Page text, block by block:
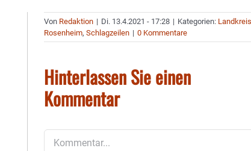
Von Redaktion | Di. 13.4.2021 - 17:28 | Kategorien:
Rosenheim,Schlagzeilen | 0 Kommentare
Hinterlassen Sie einen
Kommentar